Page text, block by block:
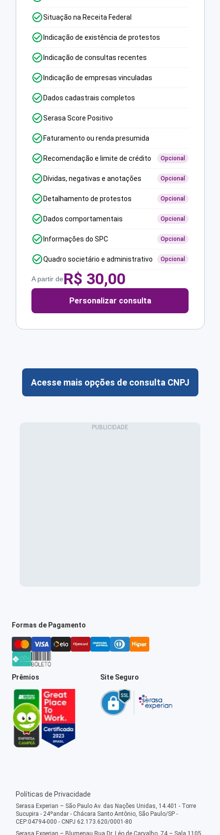
Situação na Receita Federal
Indicação de existência de protestos
Indicação de consultas recentes
Indicação de empresas vinculadas
Dados cadastrais completos
Serasa Score Positivo
Faturamento ou renda presumida
Recomendação e limite de crédito Opcional
Dívidas, negativas e anotações Opcional
Detalhamento de protestos Opcional
Dados comportamentais Opcional
Informações do SPC Opcional
Quadro societário e administrativo Opcional
A partir deR$ 30,00
Personalizar consulta
Acesse mais opções de consulta CNPJ
Formas de Pagamento
Prêmios Site Seguro
Políticas de Privacidade
Serasa Experian – São Paulo Av. das Nações Unidas, 14.401 - Torre
Sucupira - 24ºandar - Chácara Santo Antônio, São Paulo/SP -
CEP:04794-000 - CNPJ 62.173.620/0001-80
Serasa Experian – Blumenau Rua Dr. Léo de Carvalho, 74 – Sala 1105